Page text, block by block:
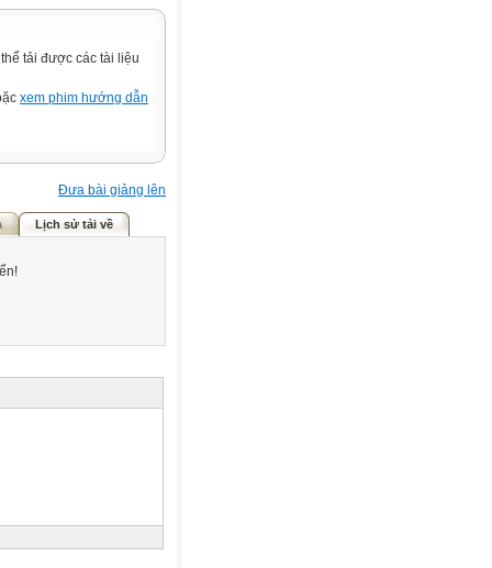
tải được các tài liệu
xem phim hướng dẫn
Đưa bài giảng lên
Lịch sử tải về